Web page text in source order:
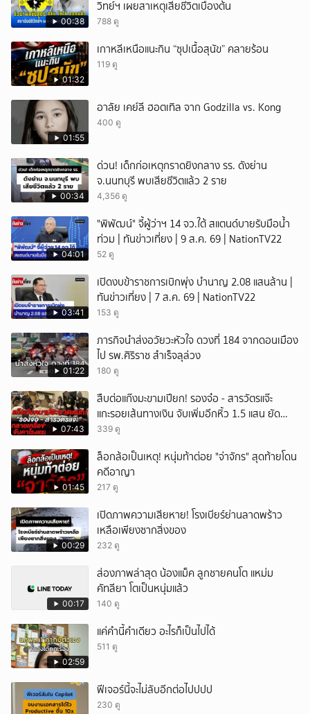
00:38
วิทย์ฯ เผยสาเหตุเสียชีวิตเบื้องต้น
788 ดู
01:32
เกาหลีเหนือแนะกิน “ซุปเนื้อสุนัข” คลายร้อน
119 ดู
01:55
อาลัย เคย์ลี ฮอตเทิล จาก Godzilla vs. Kong
400 ดู
00:34
ด่วน! เด็กก่อเหตุกราดยิงกลาง รร. ดังย่าน
จ.นนทบุรี พบเสียชีวิตแล้ว 2 ราย
4,356 ดู
04:01
"พิพัฒน์" จี้ผู้ว่าฯ 14 จว.ใต้ สแตนด์บายรับมือน้ำ
ท่วม | ทันข่าวเที่ยง | 9 ส.ค. 69 | NationTV22
52 ดู
03:41
เปิดงบข้าราชการเบิกพุ่ง บำนาญ 2.08 แสนล้าน |
ทันข่าวเที่ยง | 7 ส.ค. 69 | NationTV22
153 ดู
01:22
ภารกิจนำส่งอวัยวะหัวใจ ดวงที่ 184 จากดอนเมือง
ไป รพ.ศิริราช สำเร็จลุล่วง
180 ดู
07:43
สืบต่อแก๊งมะขามเปียก! รองจ๋อ - สารวัตรแจ๊ะ
แกะรอยเส้นทางเงิน จับเพิ่มอีกหิ้ว 1.5 แสน ยัด
สินบน
339 ดู
01:45
ล็อกล้อเป็นเหตุ! หนุ่มท้าต่อย "จ่าจักร" สุดท้ายโดน
คดีอาญา
217 ดู
00:29
เปิดภาพความเสียหาย! โรงเบียร์ย่านลาดพร้าว
เหลือเพียงซากสิ่งของ
232 ดู
00:17
ส่องภาพล่าสุด น้องแม็ค ลูกชายคนโต แหม่ม
คัทลียา โตเป็นหนุ่มแล้ว
140 ดู
02:59
แค่คำนี้คำเดียว อะไรก็เป็นไปได้
511 ดู
ฟีเจอร์นี้จะไม่ลับอีกต่อไปปปป
230 ดู